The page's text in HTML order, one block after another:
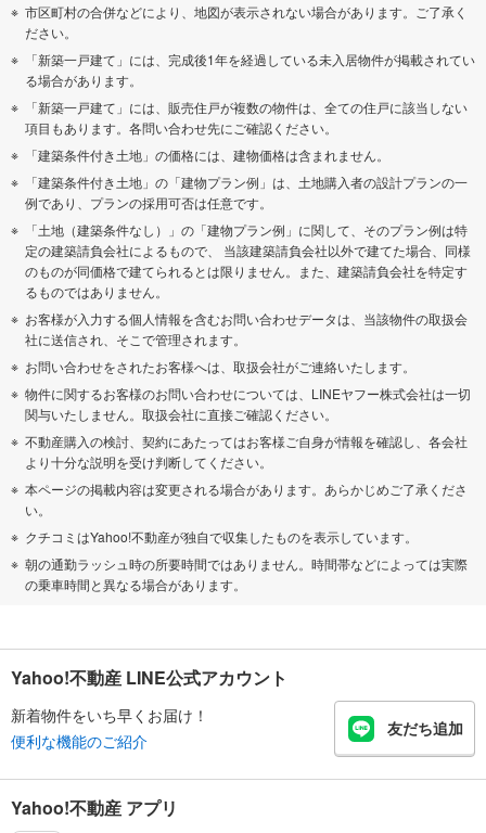
市区町村の合併などにより、地図が表示されない場合があります。ご了承く
ださい。
「新築一戸建て」には、完成後1年を経過している未入居物件が掲載されてい
る場合があります。
「新築一戸建て」には、販売住戸が複数の物件は、全ての住戸に該当しない
項目もあります。各問い合わせ先にご確認ください。
「建築条件付き土地」の価格には、建物価格は含まれません。
「建築条件付き土地」の「建物プラン例」は、土地購入者の設計プランの一
例であり、プランの採用可否は任意です。
「土地（建築条件なし）」の「建物プラン例」に関して、そのプラン例は特
定の建築請負会社によるもので、 当該建築請負会社以外で建てた場合、同様
のものが同価格で建てられるとは限りません。また、建築請負会社を特定す
るものではありません。
お客様が入力する個人情報を含むお問い合わせデータは、当該物件の取扱会
社に送信され、そこで管理されます。
お問い合わせをされたお客様へは、取扱会社がご連絡いたします。
物件に関するお客様のお問い合わせについては、LINEヤフー株式会社は一切
関与いたしません。取扱会社に直接ご確認ください。
不動産購入の検討、契約にあたってはお客様ご自身が情報を確認し、各会社
より十分な説明を受け判断してください。
本ページの掲載内容は変更される場合があります。あらかじめご了承くださ
い。
クチコミはYahoo!不動産が独自で収集したものを表示しています。
朝の通勤ラッシュ時の所要時間ではありません。時間帯などによっては実際
の乗車時間と異なる場合があります。
Yahoo!不動産 LINE公式アカウント
新着物件をいち早くお届け！
便利な機能のご紹介
友だち追加
Yahoo!不動産 アプリ